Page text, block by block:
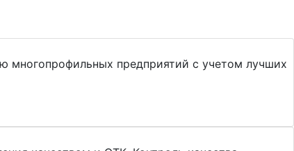
многопрофильных предприятий с учетом лучших